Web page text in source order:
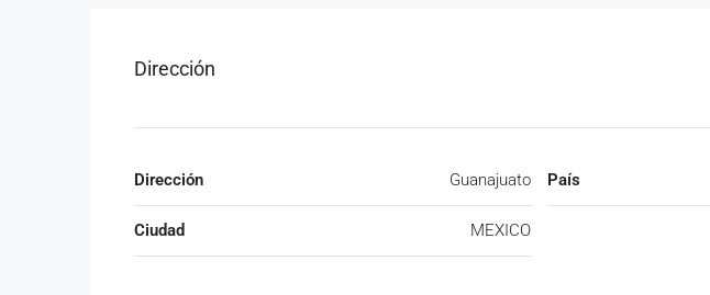
Dirección
Dirección Guanajuato
Ciudad MEXICO
País